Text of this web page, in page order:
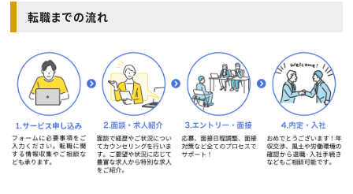
転職までの流れ